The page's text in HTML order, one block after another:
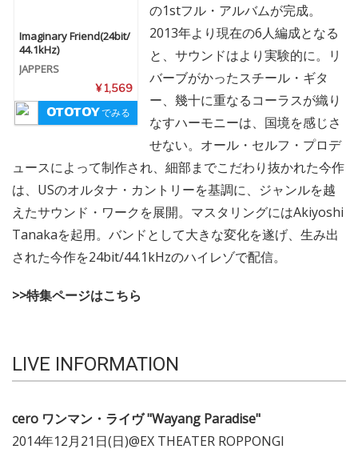
Imaginary Friend(24bit/
44.1kHz)
JAPPERS
¥ 1,569
でみる
の1stフル・アルバムが完成。
2013年より現在の6人編成となる
と、サウンドはより実験的に。リ
バーブがかったスチール・ギタ
ー、幾十に重なるコーラスが織り
なすハーモニーは、国境を感じさ
せない。オール・セルフ・プロデ
ュースによって制作され、細部までこだわり抜かれた今作
は、USのオルタナ・カントリーを基調に、ジャンルを越
えたサウンド・ワークを展開。マスタリングにはAkiyoshi
Tanakaを起用。バンドとして大きな変化を遂げ、生み出
された今作を24bit/44.1kHzのハイレゾで配信。
>>特集ページはこちら
LIVE INFORMATION
cero ワンマン・ライヴ "Wayang Paradise"
2014年12月21日(日)@EX THEATER ROPPONGI